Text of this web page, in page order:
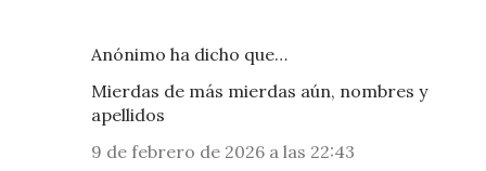
Anónimo ha dicho que…
Mierdas de más mierdas aún, nombres y
apellidos
9 de febrero de 2026 a las 22:43